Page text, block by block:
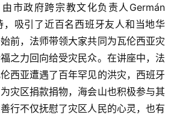
市政府跨宗教文化负责人Germán
，吸引了近百名西班牙友人和当地华
前，法师带领大家共同为瓦伦西亚灾
之力回向给受灾民众。在讲座中，法
西亚遭遇了百年罕见的洪灾，西班牙
灾区捐款捐物，海会山也积极参与其
行不仅抚慰了灾区人民的心灵，也有